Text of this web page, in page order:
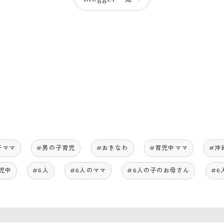
マ #男の子育児 #おきなわ #育児中ママ #沖
中 #6人 #6人のママ #6人の子のお母さん #6